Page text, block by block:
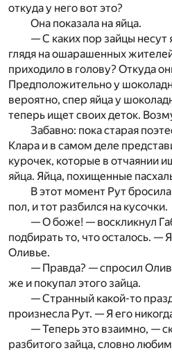
откуда у него вот это?
Она показала на яйца.
— С каких пор зайцы несут
глядя на ошарашенных
приходило в голову? Откуда
Предположительно у
вероятно, спер яйца у
теперь ищет своих деток.
Забавно: пока старая
Клара и в самом деле
курочек, которые в отчаянии
яйца. Яйца, похищенные
В этот момент Рут
пол, и тот разбился на кусочки.
— О боже! — воскликнул
подбирать то, что осталось. —
Оливье.
— Правда? — спросил
же и покупал этого зайца.
— Странный какой-то
произнесла Рут. — Я его
— Теперь это взаимно, —
разбитого зай­ца, словно